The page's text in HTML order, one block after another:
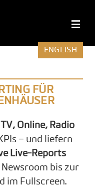
ENGLISH
FÜR
TV, Online, Radio
– und liefern
Live-Reports
bis zur
im Fullscreen.